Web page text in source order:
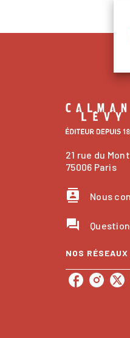
21 rue du
75006 Paris
contacts Nous
question_answer
NOS RÉSEAUX